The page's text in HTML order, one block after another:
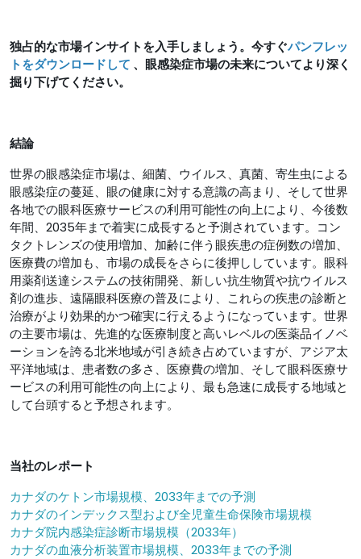
独占的な市場インサイトを入手しましょう。今すぐパンフレッ
トをダウンロードして 、眼感染症市場の未来についてより深く
掘り下げてください。
結論
世界の眼感染症市場は、細菌、ウイルス、真菌、寄生虫による
眼感染症の蔓延、眼の健康に対する意識の高まり、そして世界
各地での眼科医療サービスの利用可能性の向上により、今後数
年間、2035年まで着実に成長すると予測されています。コン
タクトレンズの使用増加、加齢に伴う眼疾患の症例数の増加、
医療費の増加も、市場の成長をさらに後押ししています。眼科
用薬剤送達システムの技術開発、新しい抗生物質や抗ウイルス
剤の進歩、遠隔眼科医療の普及により、これらの疾患の診断と
治療がより効果的かつ確実に行えるようになっています。世界
の主要市場は、先進的な医療制度と高いレベルの医薬品イノベ
ーションを誇る北米地域が引き続き占めていますが、アジア太
平洋地域は、患者数の多さ、医療費の増加、そして眼科医療サ
ービスの利用可能性の向上により、最も急速に成長する地域と
して台頭すると予想されます。
当社のレポート
カナダのケトン市場規模、2033年までの予測
カナダのインデックス型および全児童生命保険市場規模
カナダ院内感染症診断市場規模（2033年）
カナダの血液分析装置市場規模、2033年までの予測